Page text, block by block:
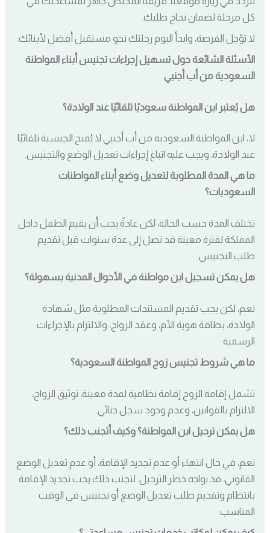
كل مرحلة لضمان نجاح طلبك.
لا تؤجل الفرصة، وابدأ اليوم رحلتك نحو مستقبل أفضل لأبنائك.
الأسئلة الشائعة حول تسهيل إجراءات تجنيس أبناء المواطنة
السعودية من أب أجنبي
هل يُعتبر ابن المواطنة سعوديًا تلقائيًا عند الولادة؟
لا، ابن المواطنة السعودية من أب أجنبي لا يُمنح الجنسية تلقائيًا
عند الولادة، ويجب عليه اتباع إجراءات تعديل الوضع والتجنيس.
ما هي المدة المطلوبة لتعديل وضع أبناء المواطنات
السعوديات؟
تختلف المدة حسب الحالة، لكن عادةً يجب أن يقيم الطفل داخل
المملكة لفترة معينة قد تصل إلى عدة سنوات قبل تقديم
طلب التجنيس.
هل يمكن تسجيل ابن مواطنة في الأحوال المدنية بسهولة؟
نعم، لكن يجب تقديم المستندات المطلوبة مثل شهادة
الولادة، بطاقة هوية الأم، وعقد الزواج، والالتزام بالإجراءات
الرسمية.
ما هي شروط تجنيس زوج المواطنة السعودية؟
تشمل إقامة الزوج إقامة نظامية لمدة معينة، توثيق الزواج،
الالتزام بالقوانين، وعدم وجود سجل جنائي.
هل يمكن ترحيل ابن المواطنة؟ وكيف أتجنب ذلك؟
نعم، في حال انتهاء أو عدم تجديد الإقامة، أو عدم تعديل الوضع
القانوني، قد يواجه خطر الترحيل. لتجنب ذلك يجب تجديد الإقامة
بانتظام وتقديم طلب تعديل الوضع أو تجنيس في الوقت
المناسب.